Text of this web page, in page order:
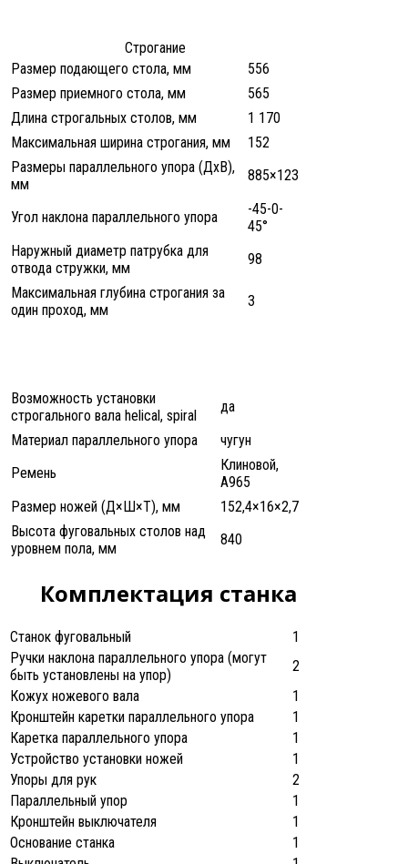
Строгание
Размер подающего стола, мм
556
Размер приемного стола, мм
565
Длина строгальных столов, мм
1 170
Максимальная ширина строгания, мм
152
Размеры параллельного упора (ДхВ),
мм
885×123
Угол наклона параллельного упора
-45-0-
45°
Наружный диаметр патрубка для
отвода стружки, мм
98
Максимальная глубина строгания за
один проход, мм
3
Возможность установки
строгального вала helical, spiral
да
Материал параллельного упора
чугун
Ремень
Клиновой,
А965
Размер ножей (Д×Ш×Т), мм
152,4×16×2,7
Высота фуговальных столов над
уровнем пола, мм
840
Комплектация станка
Станок фуговальный
1
Ручки наклона параллельного упора (могут
быть установлены на упор)
2
Кожух ножевого вала
1
Кронштейн каретки параллельного упора
1
Каретка параллельного упора
1
Устройство установки ножей
1
Упоры для рук
2
Параллельный упор
1
Кронштейн выключателя
1
Основание станка
1